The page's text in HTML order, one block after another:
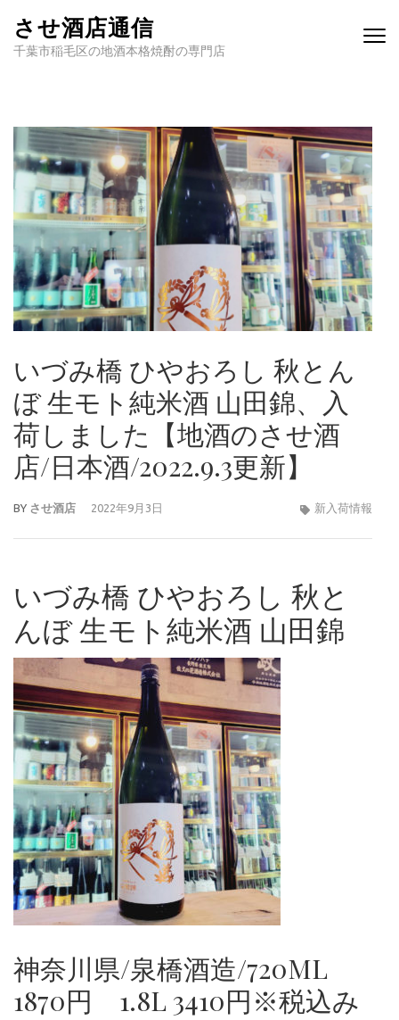
させ酒店通信
千葉市稲毛区の地酒本格焼酎の専門店
いづみ橋 ひやおろし 秋とん
ぼ 生モト純米酒 山田錦、入
荷しました【地酒のさせ酒
店/日本酒/2022.9.3更新】
BY させ酒店 2022年9月3日 新入荷情報
いづみ橋 ひやおろし 秋と
んぼ 生モト純米酒 山田錦
神奈川県/泉橋酒造/720ML
1870円 1.8L 3410円※税込み